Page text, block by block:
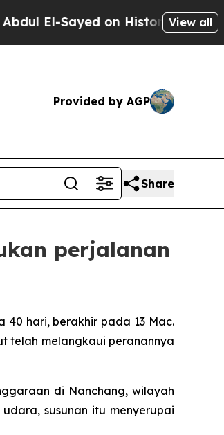
on Historic Michigan Win:
View all
Provided by AGP
Share
perjalanan
40 hari, berakhir pada 13 Mac.
telah melangkaui peranannya
di Nanchang, wilayah
susunan itu menyerupai